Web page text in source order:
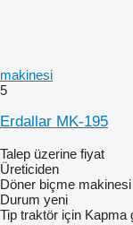
makinesi
5
Erdallar MK-195
Talep üzerine fiyat
Üreticiden
Döner biçme makinesi
Durum yeni
Tip traktör için Kapma